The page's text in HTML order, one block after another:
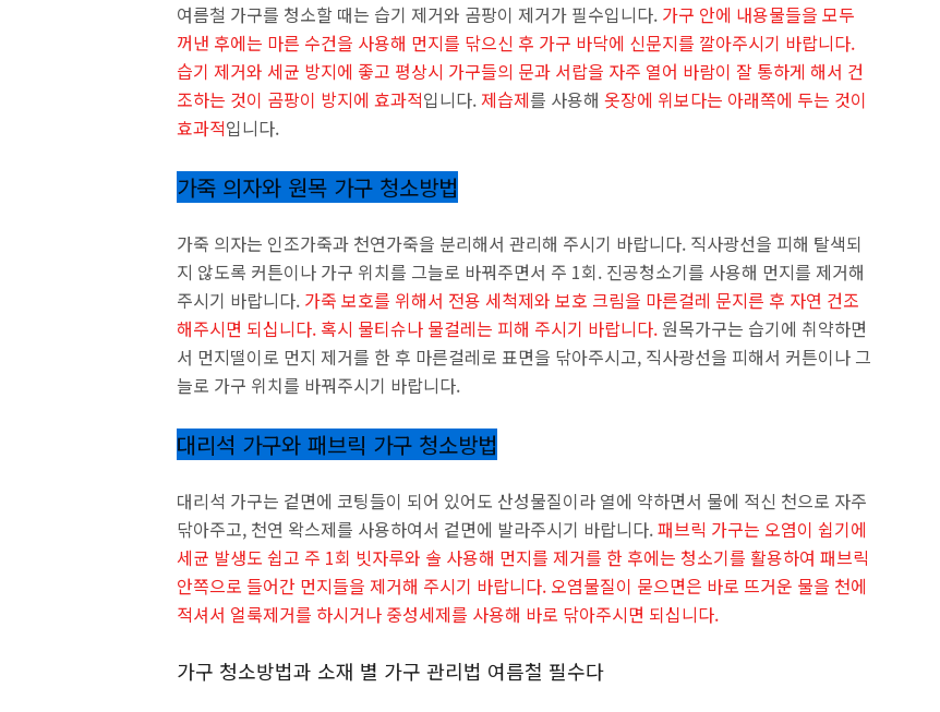
여름철 가구를 청소할 때는 습기 제거와 곰팡이 제거가 필수입니다. 가구 안에 내용물들을 모두
꺼낸 후에는 마른 수건을 사용해 먼지를 닦으신 후 가구 바닥에 신문지를 깔아주시기 바랍니다.
습기 제거와 세균 방지에 좋고 평상시 가구들의 문과 서랍을 자주 열어 바람이 잘 통하게 해서 건
조하는 것이 곰팡이 방지에 효과적입니다.제습제를 사용해 옷장에 위보다는 아래쪽에 두는 것이
효과적입니다.
가죽 의자와 원목 가구 청소방법
가죽 의자는 인조가죽과 천연가죽을 분리해서 관리해 주시기 바랍니다. 직사광선을 피해 탈색되
지 않도록 커튼이나 가구 위치를 그늘로 바꿔주면서 주 1회. 진공청소기를 사용해 먼지를 제거해
주시기 바랍니다. 가죽 보호를 위해서 전용 세척제와 보호 크림을 마른걸레 문지른 후 자연 건조
해주시면 되십니다. 혹시 물티슈나 물걸레는 피해 주시기 바랍니다. 원목가구는 습기에 취약하면
서 먼지떨이로 먼지 제거를 한 후 마른걸레로 표면을 닦아주시고, 직사광선을 피해서 커튼이나 그
늘로 가구 위치를 바꿔주시기 바랍니다.
대리석 가구와 패브릭 가구 청소방법
대리석 가구는 겉면에 코팅들이 되어 있어도 산성물질이라 열에 약하면서 물에 적신 천으로 자주
닦아주고, 천연 왁스제를 사용하여서 겉면에 발라주시기 바랍니다.패브릭 가구는 오염이 쉽기에
세균 발생도 쉽고 주 1회 빗자루와 솔 사용해 먼지를 제거를 한 후에는 청소기를 활용하여 패브릭
안쪽으로 들어간 먼지들을 제거해 주시기 바랍니다. 오염물질이 묻으면은 바로 뜨거운 물을 천에
적셔서 얼룩제거를 하시거나 중성세제를 사용해 바로 닦아주시면 되십니다.
가구 청소방법과 소재 별 가구 관리법 여름철 필수다